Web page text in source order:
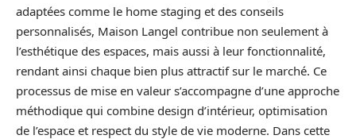
adaptées comme le home staging et des conseils
personnalisés, Maison Langel contribue non seulement à
l’esthétique des espaces, mais aussi à leur fonctionnalité,
rendant ainsi chaque bien plus attractif sur le marché. Ce
processus de mise en valeur s’accompagne d’une approche
méthodique qui combine design d’intérieur, optimisation
de l’espace et respect du style de vie moderne. Dans cette